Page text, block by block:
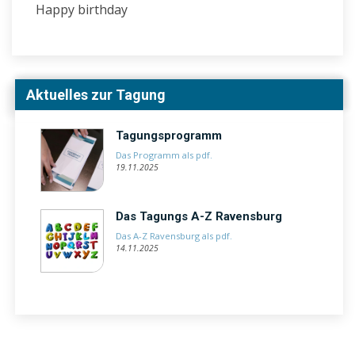
Happy birthday
Aktuelles zur Tagung
Tagungsprogramm
Das Programm als pdf.
19.11.2025
Das Tagungs A-Z Ravensburg
Das A-Z Ravensburg als pdf.
14.11.2025